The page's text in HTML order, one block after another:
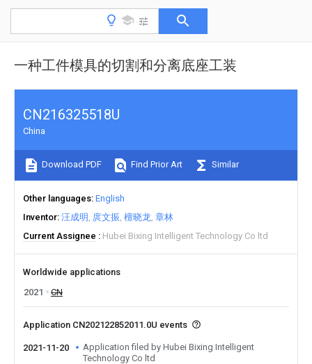
一种工件模具的切割和分离底座工装
CN216325518U
China
Download PDF Find Prior Art Similar
Other languages English
Inventor 汪成明 庹文振 檀晓龙 章林
Current Assignee
Hubei Bixing Intelligent Technology Co ltd
Worldwide applications
2021
CN
Application CN202122852011.0U events
2021-11-20
Application filed by Hubei Bixing Intelligent
Technology Co ltd